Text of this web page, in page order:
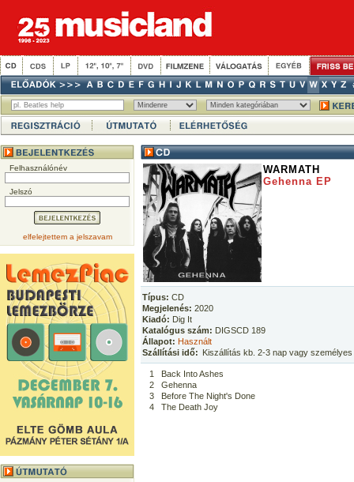
Felhasználónév
Jelszó
elfelejtettem a jelszavam
WARMATH
Gehenna EP
Típus: CD
Megjelenés: 2020
Kiadó: Dig It
Katalógus szám: DIGSCD 189
Állapot: Használt
Szállítási idő: Kiszállítás kb. 2-3 nap vagy
1
Back Into Ashes
2
Gehenna
3
Before The Night's Done
4
The Death Joy